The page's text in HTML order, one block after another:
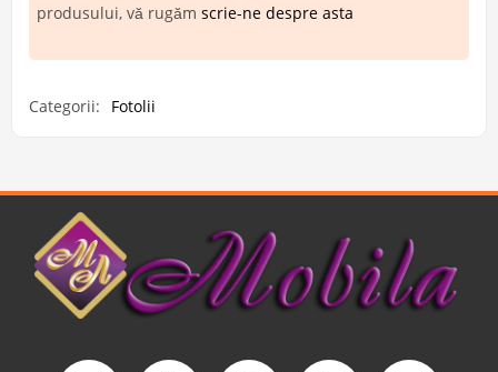
produsului, vă rugăm scrie-ne despre asta
Categorii: Fotolii